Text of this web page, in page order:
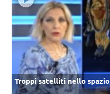
Troppi satelliti nello